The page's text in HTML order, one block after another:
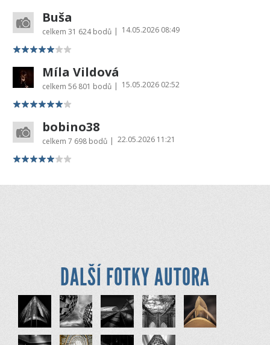
Buša
celkem 31 624 bodů | 14.05.2026 08:49
Míla Vildová
celkem 56 801 bodů | 15.05.2026 02:52
bobino38
celkem 7 698 bodů | 22.05.2026 11:21
DALŠÍ FOTKY AUTORA